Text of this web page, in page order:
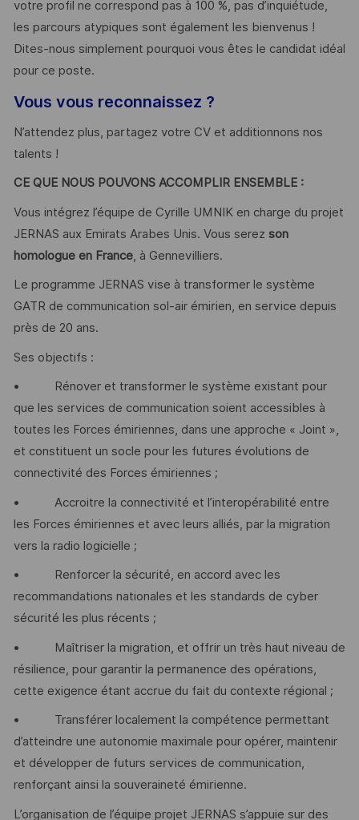
votre profil ne correspond pas à 100 %, pas d’inquiétude,
les parcours atypiques sont également les bienvenus !
Dites-nous simplement pourquoi vous êtes le candidat idéal
pour ce poste.
Vous vous reconnaissez ?
N’attendez plus, partagez votre CV et additionnons nos
talents !
CE QUE NOUS POUVONS ACCOMPLIR ENSEMBLE :
Vous intégrez l’équipe de Cyrille UMNIK en charge du projet
JERNAS aux Emirats Arabes Unis. Vous serez son
homologue en France, à Gennevilliers.
Le programme JERNAS vise à transformer le système
GATR de communication sol-air émirien, en service depuis
près de 20 ans.
Ses objectifs :
• Rénover et transformer le système existant pour
que les services de communication soient accessibles à
toutes les Forces émiriennes, dans une approche « Joint »,
et constituent un socle pour les futures évolutions de
connectivité des Forces émiriennes ;
• Accroitre la connectivité et l’interopérabilité entre
les Forces émiriennes et avec leurs alliés, par la migration
vers la radio logicielle ;
• Renforcer la sécurité, en accord avec les
recommandations nationales et les standards de cyber
sécurité les plus récents ;
• Maîtriser la migration, et offrir un très haut niveau de
résilience, pour garantir la permanence des opérations,
cette exigence étant accrue du fait du contexte régional ;
• Transférer localement la compétence permettant
d’atteindre une autonomie maximale pour opérer, maintenir
et développer de futurs services de communication,
renforçant ainsi la souveraineté émirienne.
L’organisation de l’équipe projet JERNAS s’appuie sur des